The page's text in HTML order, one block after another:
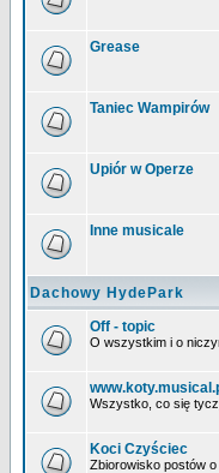
Grease
Taniec Wampirów
Upiór w Operze
Inne musicale
Dachowy HydePark
Off - topic
O wszystkim i o
Wszystko, co się
Koci Czyściec
Zbiorowisko postów o